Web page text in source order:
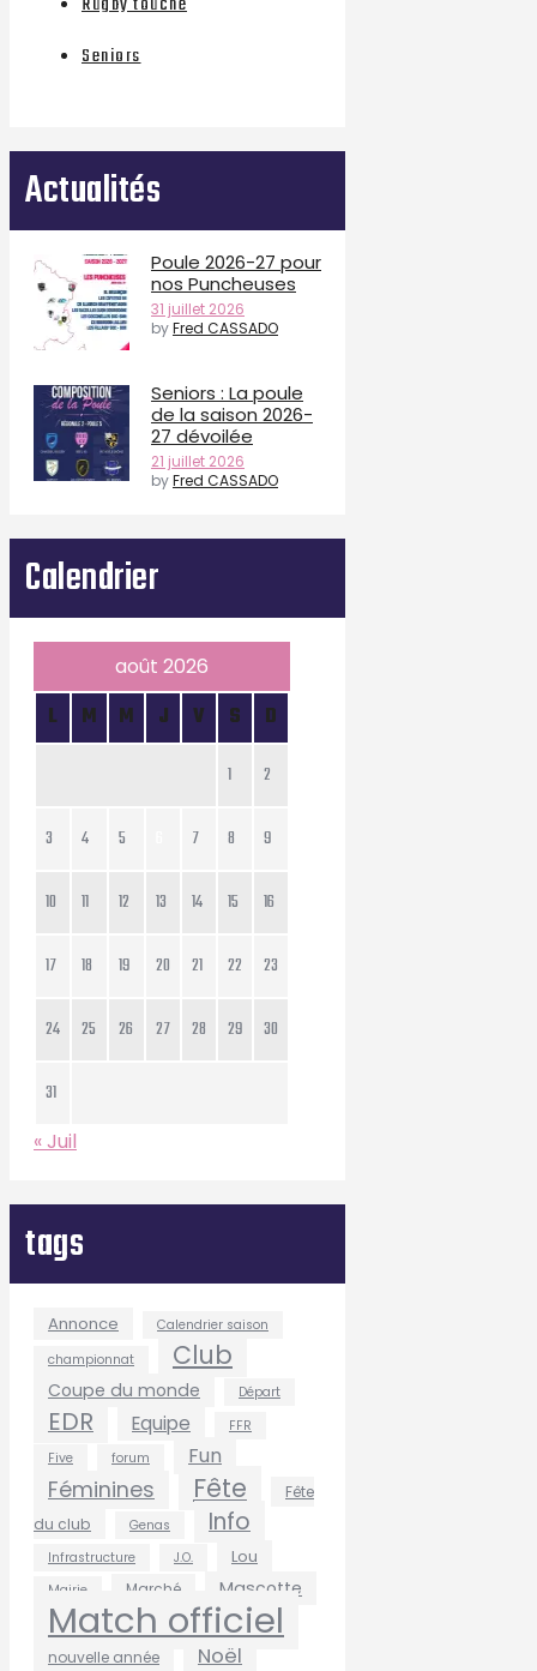
Seniors
Actualités
Poule 2026-27 pour
nos Puncheuses
31 juillet 2026
byFred CASSADO
Seniors : La poule
de la saison 2026-
27 dévoilée
21 juillet 2026
byFred CASSADO
Calendrier
août 2026
L M M J V S D
1 2
3 4 5 7 8 9
10 11 12 13 14 15 16
17 18 19 20 21 22 23
24 25 26 27 28 29 30
31
« Juil
tags
Annonce
Calendrier saison
championnat
Club
Coupe du monde Départ
EDR Equipe
FFR
Five
forum Fun
Féminines Fête
Fête
du club
Genas Info
Infrastructure J.O. Lou
Mairie Marché Mascotte
Match officiel
nouvelle année Noël